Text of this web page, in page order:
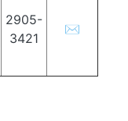
2905-
3421
✉